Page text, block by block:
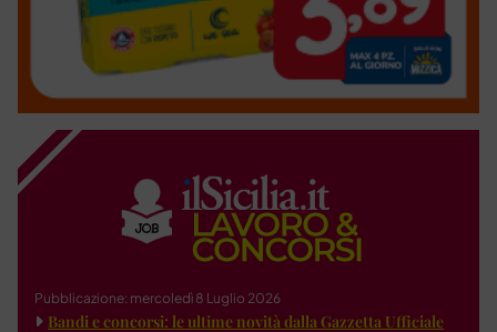
Pubblicazione: mercoledì 8 Luglio 2026
Bandi e concorsi: le ultime novità dalla Gazzetta Ufficiale